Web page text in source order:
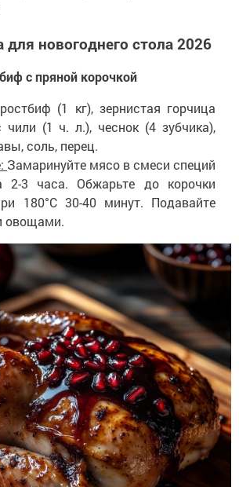
новогоднего стола 2026
с пряной корочкой
ростбиф (1 кг), зернистая горчица
чили (1 ч. л.), чеснок (4 зубчика),
соль, перец.
Замаринуйте мясо в смеси специй
3 часа. Обжарьте до корочки
180°C 30-40 минут. Подавайте
овощами.